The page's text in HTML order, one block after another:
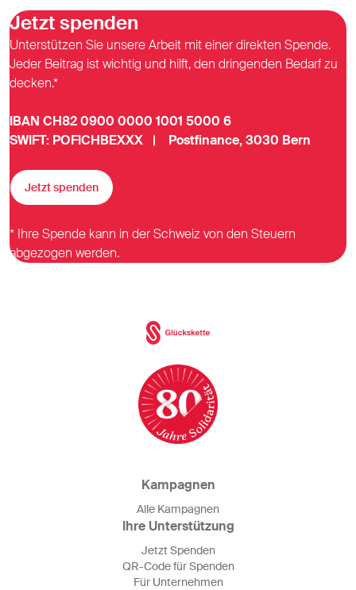
Jetzt spenden
Unterstützen Sie unsere Arbeit mit einer direkten Spende.
Jeder Beitrag ist wichtig und hilft, den dringenden Bedarf zu
decken.*
IBAN CH82 0900 0000 1001 5000 6
SWIFT: POFICHBEXXX | Postfinance, 3030 Bern
Jetzt spenden
* Ihre Spende kann in der Schweiz von den Steuern
abgezogen werden.
Kampagnen
Alle Kampagnen
Ihre Unterstützung
Jetzt Spenden
QR-Code für Spenden
Für Unternehmen